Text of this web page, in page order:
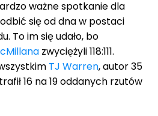
ważne spotkanie dla
się od dna w postaci
To im się udało, bo
zwyciężyli 118:111.
TJ Warren, autor 35
16 na 19 oddanych rzutów